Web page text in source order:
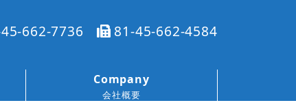
662-7736 81-45-662-4584
Company
会社概要